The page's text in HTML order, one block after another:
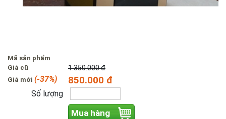
Mã sản phẩm
Giá cũ
1.350.000 đ
Giá mới (-37%) 850.000 đ
Số lượng
Mua hàng